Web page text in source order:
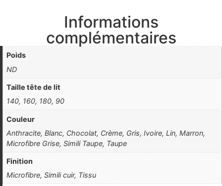
Informations
complémentaires
Poids
ND
Taille tête de lit
140, 160, 180, 90
Couleur
Anthracite, Blanc, Chocolat, Crème, Gris, Ivoire, Lin, Marron,
Microfibre Grise, Simili Taupe, Taupe
Finition
Microfibre, Simili cuir, Tissu